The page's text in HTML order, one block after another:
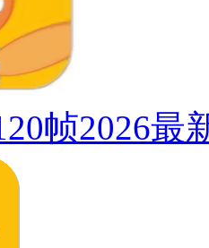
帧2026最